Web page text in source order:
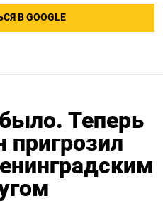
В GOOGLE
Теперь
пригрозил